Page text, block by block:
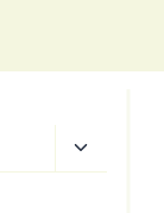
Toggle
child